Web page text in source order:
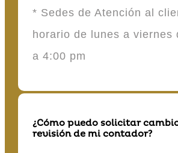
* Sedes de Atención al
horario de lunes a viernes
a 4:00 pm
¿Cómo puedo solicitar
revisión de mi contador?